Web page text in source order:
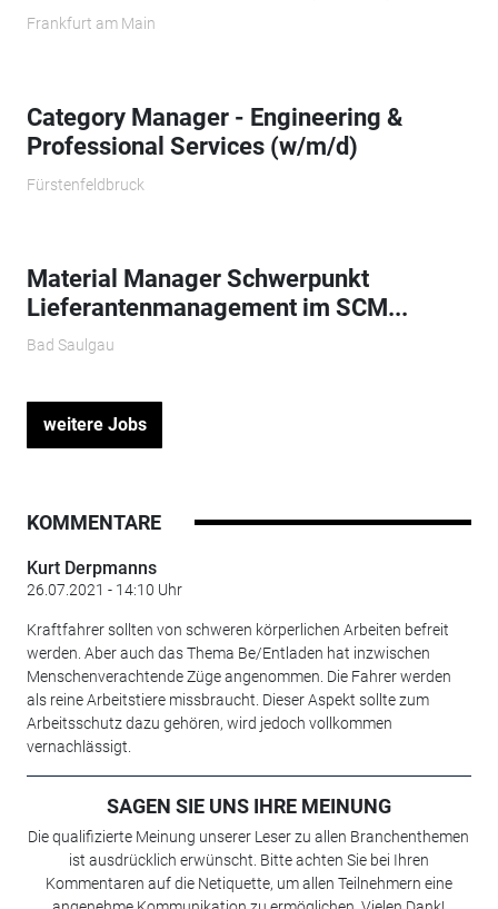
Frankfurt am Main
Category Manager - Engineering &
Professional Services (w/m/d)
Fürstenfeldbruck
Material Manager Schwerpunkt
Lieferantenmanagement im SCM...
Bad Saulgau
weitere Jobs
KOMMENTARE
Kurt Derpmanns
26.07.2021 - 14:10 Uhr
Kraftfahrer sollten von schweren körperlichen Arbeiten befreit
werden. Aber auch das Thema Be/Entladen hat inzwischen
Menschenverachtende Züge angenommen. Die Fahrer werden
als reine Arbeitstiere missbraucht. Dieser Aspekt sollte zum
Arbeitsschutz dazu gehören, wird jedoch vollkommen
vernachlässigt.
SAGEN SIE UNS IHRE MEINUNG
Die qualifizierte Meinung unserer Leser zu allen Branchenthemen
ist ausdrücklich erwünscht. Bitte achten Sie bei Ihren
Kommentaren auf die Netiquette, um allen Teilnehmern eine